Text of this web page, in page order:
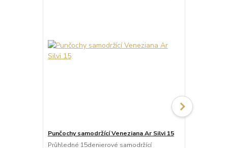
Punčochy samodržící Veneziana Ar Silvi 15
Průhledné 15denierové samodržící